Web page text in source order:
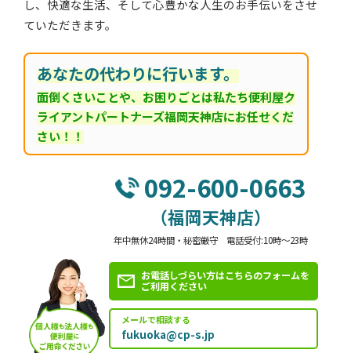
し、快適な生活、そして心豊かな人生のお手伝いをさせ
ていただきます。
あなたの代わりに行います。
面倒くさいことや、お困りごとは私たち便利屋ク
ライアントパートナーズ福岡天神店にお任せくだ
さい！！
092-600-0663
（福岡天神店）
年中無休24時間・秘密厳守 電話受付:10時～23時
お電話しづらい方はこちらのフォームを
ご利用ください
メールで相談する
fukuoka@cp-s.jp